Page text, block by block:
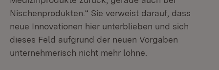
Nischenprodukten.“ Sie verweist darauf, dass
neue Innovationen hier unterblieben und sich
dieses Feld aufgrund der neuen Vorgaben
unternehmerisch nicht mehr lohne.